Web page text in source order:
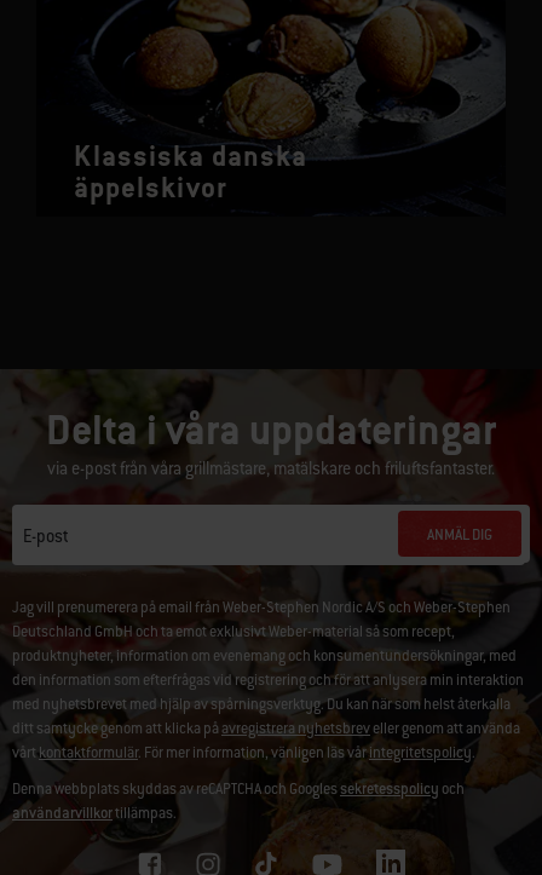
Klassiska danska
äppelskivor
Delta i våra uppdateringar
via e-post från våra grillmästare, matälskare och friluftsfantaster.
E-post ANMÄL DIG
Jag vill prenumerera på email från Weber-Stephen Nordic A/S och Weber-Stephen
Deutschland GmbH och ta emot exklusivt Weber-material så som recept,
produktnyheter, information om evenemang och konsumentundersökningar, med
den information som efterfrågas vid registrering och för att anlysera min interaktion
med nyhetsbrevet med hjälp av spårningsverktyg. Du kan när som helst återkalla
ditt samtycke genom att klicka på avregistrera nyhetsbreveller genom att använda
vårt kontaktformulär. För mer information, vänligen läs vårintegritetspolicy.
Denna webbplats skyddas av reCAPTCHA och Googlessekretesspolicy och
användarvillkortillämpas.